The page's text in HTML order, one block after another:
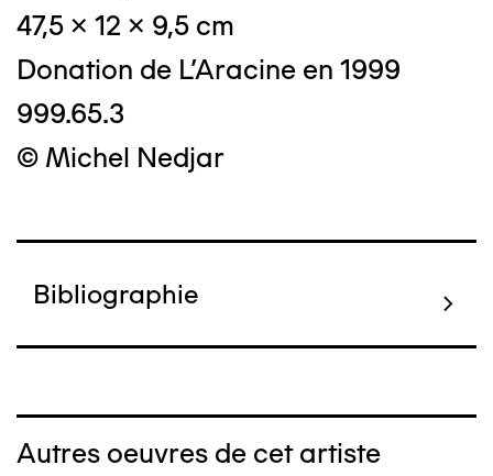
47,5 x 12 x 9,5 cm
Donation de L'Aracine en 1999
999.65.3
© Michel Nedjar
Bibliographie
Autres oeuvres de cet artiste